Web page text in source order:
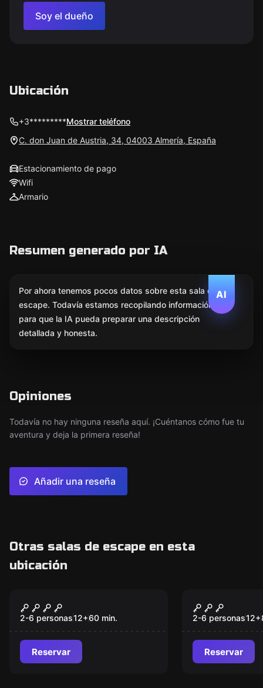
Soy el dueño
Ubicación
+3*********Mostrar teléfono
C. don Juan de Austria, 34, 04003 Almería, España
Estacionamiento de pago
Wifi
Armario
Resumen generado por IA
AI
Por ahora tenemos pocos datos sobre esta sala de
escape. Todavía estamos recopilando información
para que la IA pueda preparar una descripción
detallada y honesta.
Opiniones
Todavía no hay ninguna reseña aquí. ¡Cuéntanos cómo fue tu
aventura y deja la primera reseña!
Añadir una reseña
Otras salas de escape en esta
ubicación
Nuevo
La Novia Fantasma
2-6 personas12+60 min.
Reservar
Nuevo
La Cabaña
2-6 personas12+
Reservar